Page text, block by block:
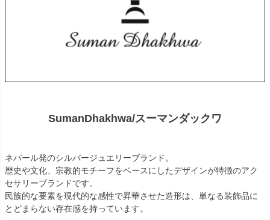
SumanDhakhwa/スーマンダックワ
ネパール発のシルバージュエリーブランド。
歴史や文化、宗教的モチーフをベースにしたデザインが特徴のアク
セサリーブランドです。
民族的な要素を現代的な感性で昇華させた造形は、単なる装飾品に
とどまらない存在感を持っています。